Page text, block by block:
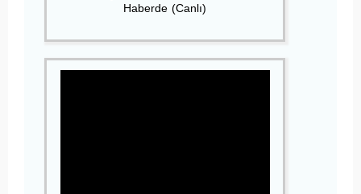
Haberde (Canlı)